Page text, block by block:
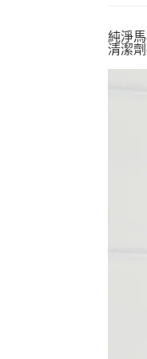
純淨
清潔